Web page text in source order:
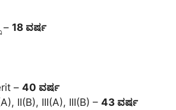
– 18 ವರ್ಷ
– 40 ವರ್ಷ
II(B), III(A), III(B) – 43 ವರ್ಷ